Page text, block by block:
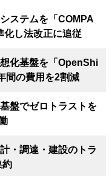
ステムを「COMPA
化し法改正に追従
化基盤を「OpenShi
間の費用を2割減
盤でゼロトラストを
・調達・建設のトラ
約